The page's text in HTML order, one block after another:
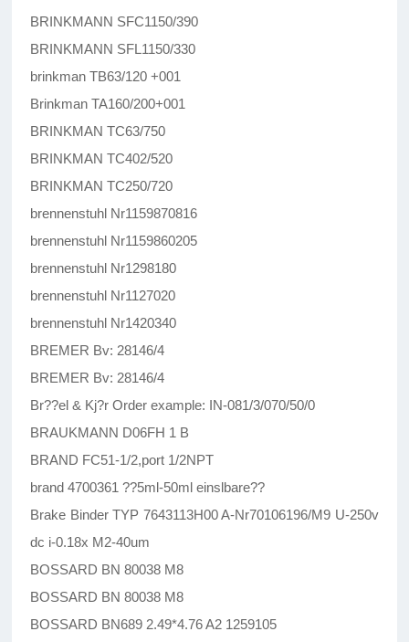
BRINKMANN SFC1150/390
BRINKMANN SFL1150/330
brinkman TB63/120 +001
Brinkman TA160/200+001
BRINKMAN TC63/750
BRINKMAN TC402/520
BRINKMAN TC250/720
brennenstuhl Nr1159870816
brennenstuhl Nr1159860205
brennenstuhl Nr1298180
brennenstuhl Nr1127020
brennenstuhl Nr1420340
BREMER Bv: 28146/4
BREMER Bv: 28146/4
Br??el & Kj?r Order example: IN-081/3/070/50/0
BRAUKMANN D06FH 1 B
BRAND FC51-1/2,port 1/2NPT
brand 4700361 ??5ml-50ml einslbare??
Brake Binder TYP 7643113H00 A-Nr70106196/M9 U-250v
dc i-0.18x M2-40um
BOSSARD BN 80038 M8
BOSSARD BN 80038 M8
BOSSARD BN689 2.49*4.76 A2 1259105